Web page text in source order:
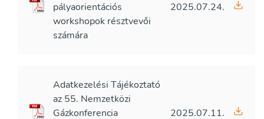
pályaorientációs
workshopok résztvevői
számára
2025.07.24.
Adatkezelési Tájékoztató
az 55. Nemzetközi
Gázkonferencia
2025.07.11.